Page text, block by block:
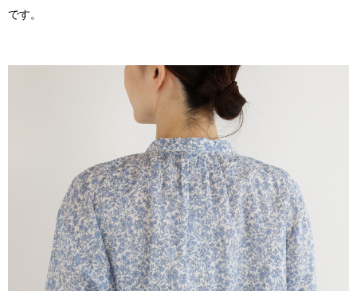
です。